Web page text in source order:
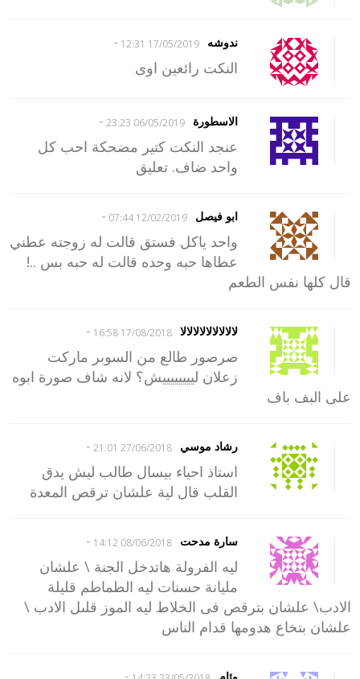
ندوشه 17/05/2019 12:31
-
النكت رائعين اوى
الاسطورة 06/05/2019 23:23
-
عنجد النكت كتير مضحكة احب كل
واحد ضاف. تعليق
ابو فيصل 12/02/2019 07:44
-
واحد ياكل فستق قالت له زوجته عطني
عطاها حبه وحده قالت له حبه بس ..!
قال كلها نفس الطعم
لالالالالالالالالا 17/08/2018 16:58
-
صرصور طالع من السوبر ماركت
زعلان لييييييييش؟ لانه شاف صورة ابوه
على البف باف
رشاد موسي 27/06/2018 21:01
-
استاذ احياء بيسال طالب ليش يدق
القلب قال لية علشان ترقص المعدة
سارة مدحت 08/06/2018 14:12
-
ليه الفرولة هاتدخل الجنة \ علشان
مليانة حسنات ليه الطماطم قليلة
الادب\ علشان بترقص فى الخلاط ليه الموز قلىل الادب \
علشان بتخاع هدومها قدام الناس
وئام